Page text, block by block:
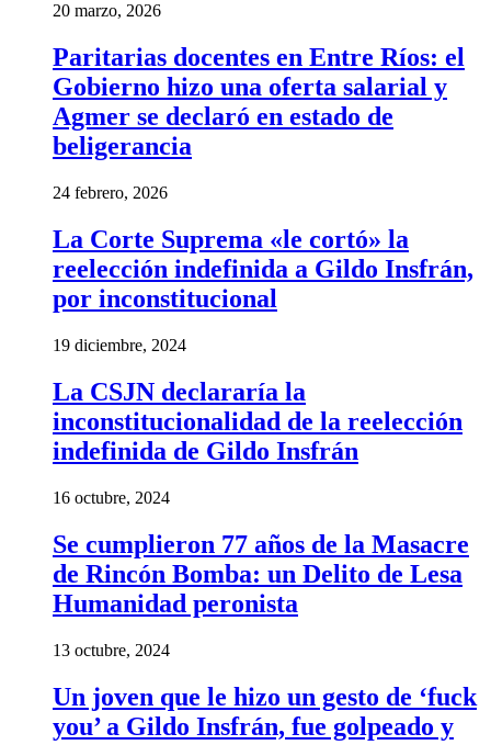
20 marzo, 2026
Paritarias docentes en Entre Ríos: el
Gobierno hizo una oferta salarial y
Agmer se declaró en estado de
beligerancia
24 febrero, 2026
La Corte Suprema «le cortó» la
reelección indefinida a Gildo Insfrán,
por inconstitucional
19 diciembre, 2024
La CSJN declararía la
inconstitucionalidad de la reelección
indefinida de Gildo Insfrán
16 octubre, 2024
Se cumplieron 77 años de la Masacre
de Rincón Bomba: un Delito de Lesa
Humanidad peronista
13 octubre, 2024
Un joven que le hizo un gesto de ‘fuck
you’ a Gildo Insfrán, fue golpeado y